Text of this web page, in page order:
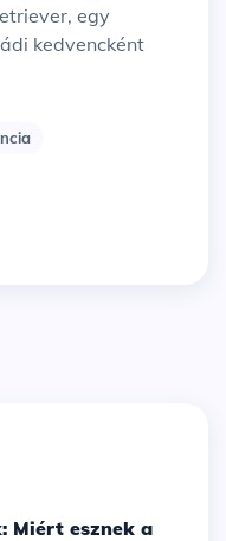
egy
kedvencként